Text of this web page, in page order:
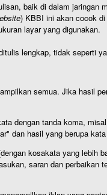
baik di dalam jaringan
) KBBI ini akan cocok
layar yang digunakan.
lengkap, tidak seperti
semua. Jika hasil
dengan tanda koma,
dan hasil yang berupa
kosakata yang lebih
saran dan perbaikan